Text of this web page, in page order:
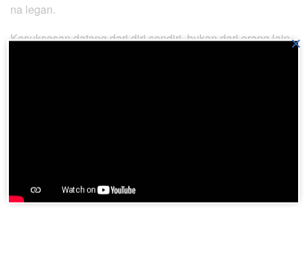
na legan.
Kesuksesan datang dari diri sendiri, bukan dari orang lain.×